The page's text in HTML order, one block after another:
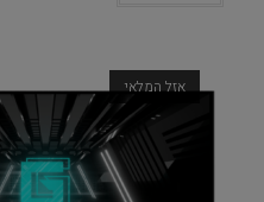
אזל המלאי